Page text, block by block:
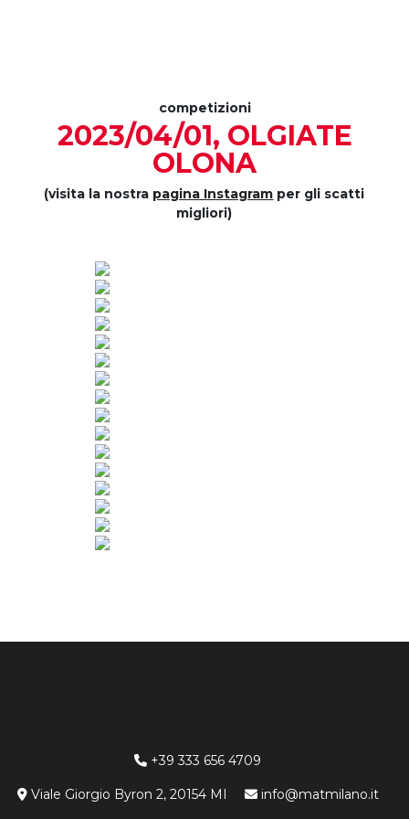
competizioni
2023/04/01, OLGIATE
OLONA
(visita la nostra pagina Instagram per gli scatti
migliori)
+39 333 656 4709
Viale Giorgio Byron 2, 20154 MI info@matmilano.it